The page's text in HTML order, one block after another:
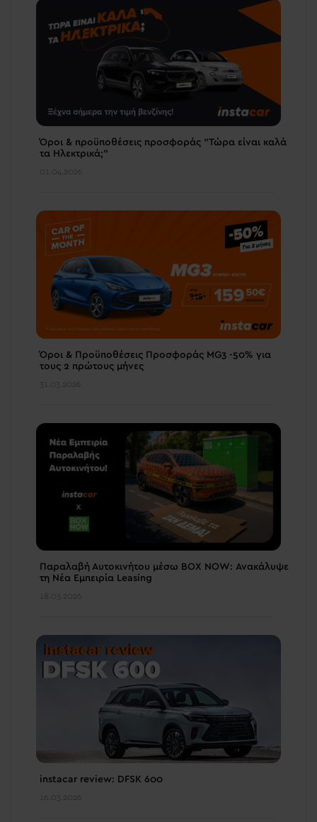
Όροι & προϋποθέσεις προσφοράς "Τώρα είναι καλά
τα Ηλεκτρικά;"
01.04.2026
Όροι & Προϋποθέσεις Προσφοράς MG3 -50% για
τους 2 πρώτους μήνες
31.03.2026
Παραλαβή Αυτοκινήτου μέσω BOX NOW: Ανακάλυψε
τη Νέα Εμπειρία Leasing
18.03.2026
instacar review: DFSK 600
16.03.2026